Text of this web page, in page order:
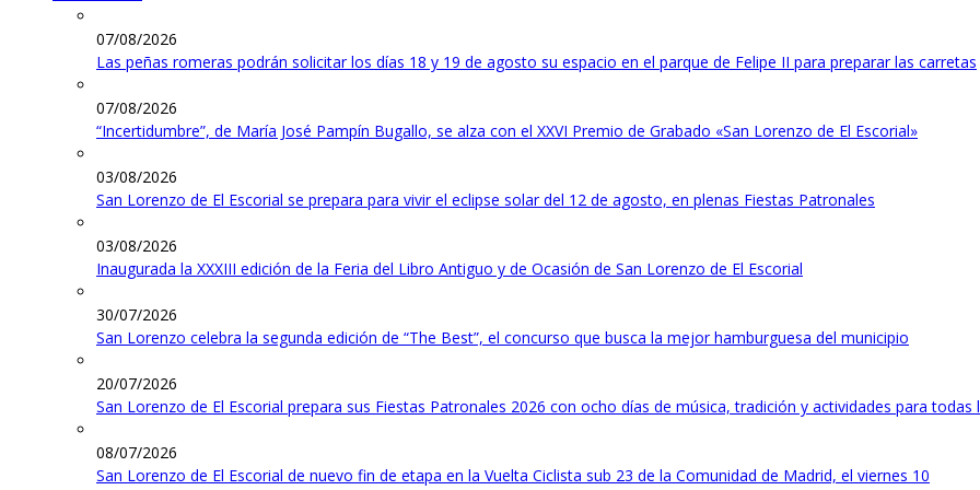
07/08/2026
Las peñas romeras podrán solicitar los días 18 y 19 de agosto su espacio en el parque de Felipe II para preparar las carretas
07/08/2026
“Incertidumbre”, de María José Pampín Bugallo, se alza con el XXVI Premio de Grabado «San Lorenzo de El Escorial»
03/08/2026
San Lorenzo de El Escorial se prepara para vivir el eclipse solar del 12 de agosto, en plenas Fiestas Patronales
03/08/2026
Inaugurada la XXXIII edición de la Feria del Libro Antiguo y de Ocasión de San Lorenzo de El Escorial
30/07/2026
San Lorenzo celebra la segunda edición de “The Best”, el concurso que busca la mejor hamburguesa del municipio
20/07/2026
San Lorenzo de El Escorial prepara sus Fiestas Patronales 2026 con ocho días de música, tradición y actividades para todas
08/07/2026
San Lorenzo de El Escorial de nuevo fin de etapa en la Vuelta Ciclista sub 23 de la Comunidad de Madrid, el viernes 10